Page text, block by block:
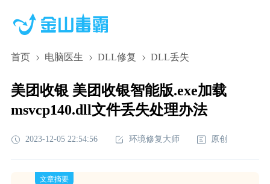
首页 电脑医生 DLL修复 DLL丢失
美团收银 美团收银智能版.exe加载
msvcp140.dll文件丢失处理办法
2023-12-05 22:54:56 环境修复大师 原创
文章摘要